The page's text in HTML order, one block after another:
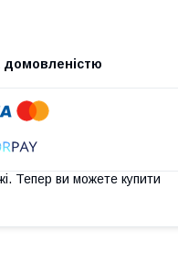
домовленістю
Тепер ви можете купити